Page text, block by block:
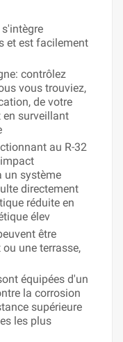
et est facilement
contrôlez
vous trouviez,
de votre
en surveillant
au R-32
un système
directement
réduite en
élev
être
une terrasse,
équipées d'un
la corrosion
supérieure
les plus